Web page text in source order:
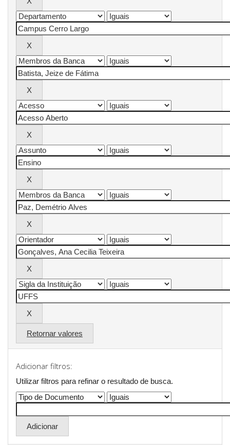
Retornar valores
Adicionar filtros:
Utilizar filtros para refinar o resultado de busca.